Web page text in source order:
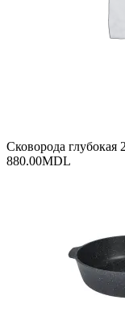
Сковорода
880.00MDL